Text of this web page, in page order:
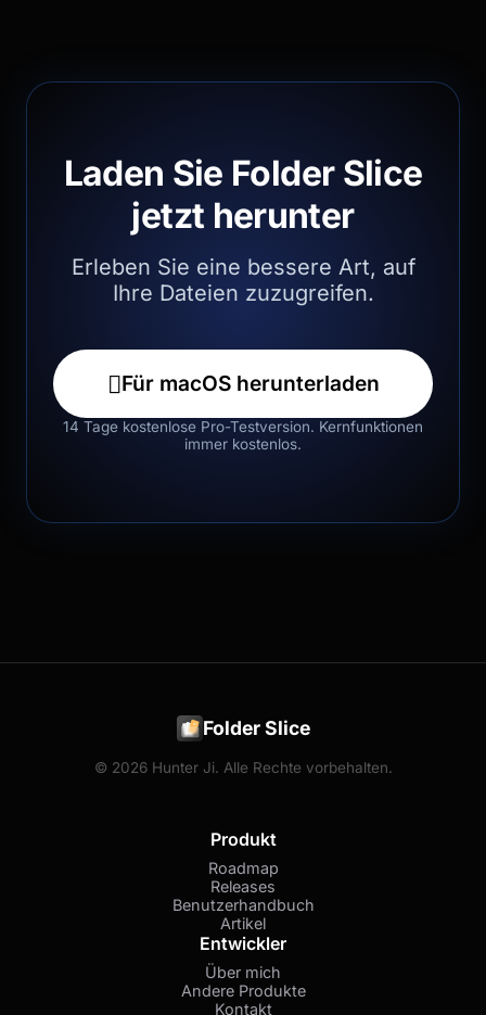
Laden Sie Folder Slice
jetzt herunter
Erleben Sie eine bessere Art, auf
Ihre Dateien zuzugreifen.
Für macOS herunterladen
14 Tage kostenlose Pro-Testversion. Kernfunktionen
immer kostenlos.
Folder Slice
© 2026 Hunter Ji. Alle Rechte vorbehalten.
Produkt
Roadmap
Releases
Benutzerhandbuch
Artikel
Entwickler
Über mich
Andere Produkte
Kontakt